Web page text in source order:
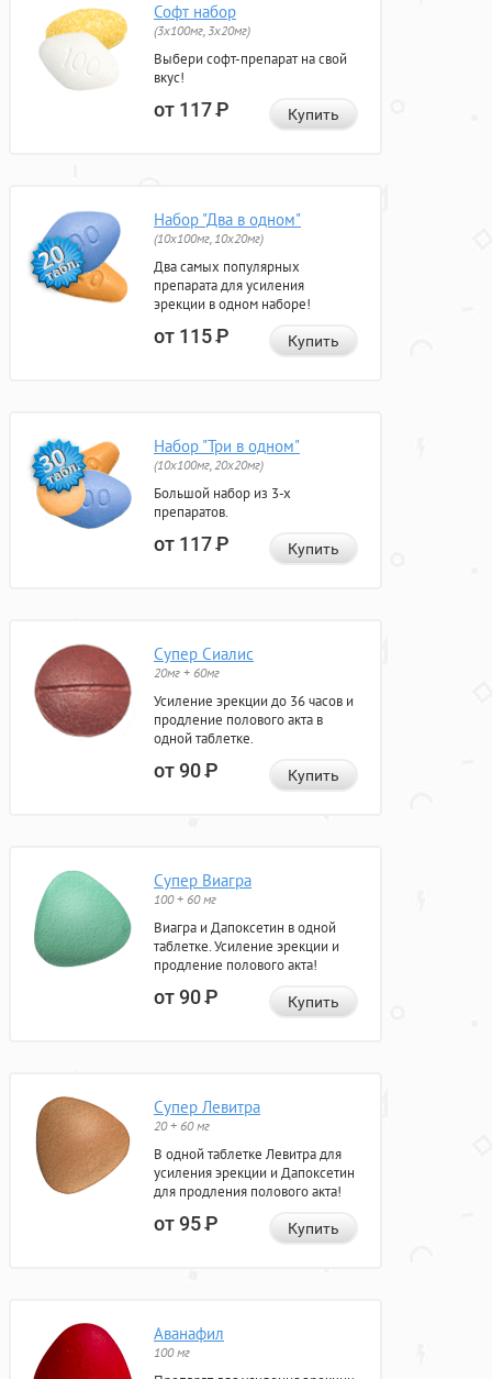
Софт набор
(3x100мг, 3x20мг)
Выбери софт-препарат на свой
вкус!
от 117Р Купить
Набор "Два в одном"
(10x100мг, 10x20мг)
Два самых популярных
препарата для усиления
эрекции в одном наборе!
от 115Р Купить
Набор "Три в одном"
(10x100мг, 20x20мг)
Большой набор из 3-х
препаратов.
от 117Р Купить
Супер Сиалис
20мг + 60мг
Усиление эрекции до 36 часов и
продление полового акта в
одной таблетке.
от 90Р Купить
Супер Виагра
100 + 60 мг
Виагра и Дапоксетин в одной
таблетке. Усиление эрекции и
продление полового акта!
от 90Р Купить
Супер Левитра
20 + 60 мг
В одной таблетке Левитра для
усиления эрекции и Дапоксетин
для продления полового акта!
от 95Р Купить
Аванафил
100 мг